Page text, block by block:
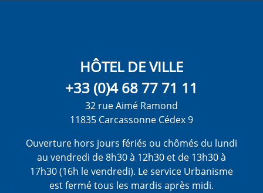
HÔTEL DE VILLE
+33 (0)4 68 77 71 11
32 rue Aimé Ramond
11835 Carcassonne Cédex 9
Ouverture hors jours fériés ou chômés du lundi
au vendredi de 8h30 à 12h30 et de 13h30 à
17h30 (16h le vendredi). Le service Urbanisme
est fermé tous les mardis après midi.